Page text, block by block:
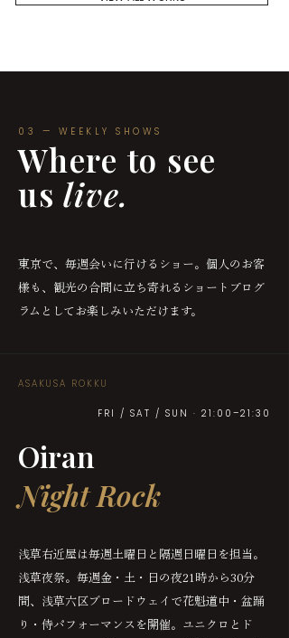
03 — WEEKLY SHOWS
Where to see
uslive.
東京で、毎週会いに行けるショー。個人のお客
様も、観光の合間に立ち寄れるショートプログ
ラムとしてお楽しみいただけます。
ASAKUSA ROKKU
FRI / SAT / SUN · 21:00–21:30
Oiran
Night Rock
浅草右近屋は毎週土曜日と隔週日曜日を担当。
浅草夜祭。毎週金・土・日の夜21時から30分
間、浅草六区ブロードウェイで花魁道中・盆踊
り・侍パフォーマンスを開催。ユニクロとド